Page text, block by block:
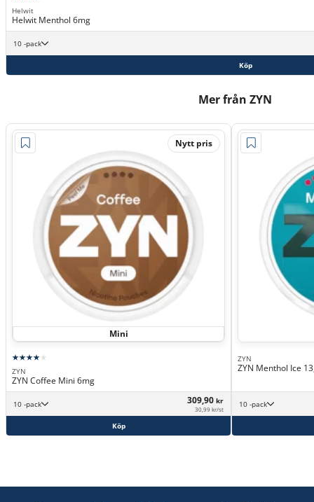
Helwit
Helwit Menthol 6mg
10 -pack
Köp
Mer från ZYN
Nytt pris
Mini
ZYN
ZYN Coffee Mini 6mg
10 -pack 309,90 kr
30,99 kr/st
Köp
ZYN
ZYN Menthol Ice
10 -pack